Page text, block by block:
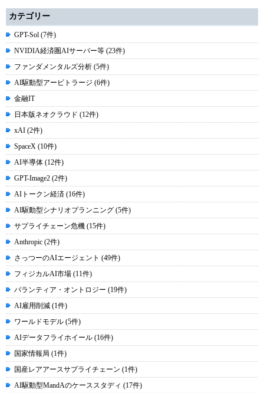
カテゴリー
GPT-Sol (7件)
NVIDIA経済圏AIサーバー等 (23件)
ファンダメンタルズ分析 (5件)
AI駆動型アービトラージ (6件)
金融IT
日本版ネオクラウド (12件)
xAI (2件)
SpaceX (10件)
AI半導体 (12件)
GPT-Image2 (2件)
AIトークン経済 (16件)
AI駆動型シナリオプランニング (5件)
サプライチェーン危機 (15件)
Anthropic (2件)
さっつーのAIエージェント (49件)
フィジカルAI市場 (11件)
パランティア・オントロジー (19件)
AI雇用削減 (1件)
ワールドモデル (5件)
AIデータフライホイール (16件)
国家情報局 (1件)
国産レアアースサプライチェーン (1件)
AI駆動型MandAのケーススタディ (17件)